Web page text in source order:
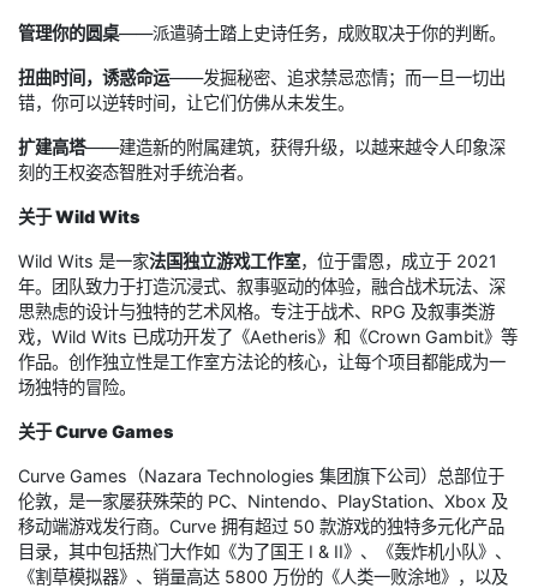
管理你的圆桌——派遣骑士踏上史诗任务，成败取决于你的判断。
扭曲时间，诱惑命运——发掘秘密、追求禁忌恋情；而一旦一切出
错，你可以逆转时间，让它们仿佛从未发生。
扩建高塔——建造新的附属建筑，获得升级，以越来越令人印象深
刻的王权姿态智胜对手统治者。
关于 Wild Wits
Wild Wits 是一家法国独立游戏工作室，位于雷恩，成立于 2021
年。团队致力于打造沉浸式、叙事驱动的体验，融合战术玩法、深
思熟虑的设计与独特的艺术风格。专注于战术、RPG 及叙事类游
戏，Wild Wits 已成功开发了《Aetheris》和《Crown Gambit》等
作品。创作独立性是工作室方法论的核心，让每个项目都能成为一
场独特的冒险。
关于 Curve Games
Curve Games（Nazara Technologies 集团旗下公司）总部位于
伦敦，是一家屡获殊荣的 PC、Nintendo、PlayStation、Xbox 及
移动端游戏发行商。Curve 拥有超过 50 款游戏的独特多元化产品
目录，其中包括热门大作如《为了国王 I & II》、《轰炸机小队》、
《割草模拟器》、销量高达 5800 万份的《人类一败涂地》，以及